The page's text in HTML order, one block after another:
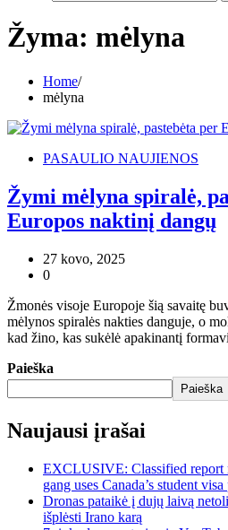
Žyma: mėlyna
Home
mėlyna
PASAULIO NAUJIENOS
Žymi mėlyna spiralė,
Europos naktinį dangų
27 kovo, 2025
0
Žmonės visoje Europoje šią savaitę
mėlynos spiralės nakties danguje, o
kad žino, kas sukėlė apakinantį
Paieška
Paieška
Naujausi įrašai
EXCLUSIVE: Classified report
gang uses Canada’s student
Dronas pataikė į dujų laivą
išplėsti Irano karą